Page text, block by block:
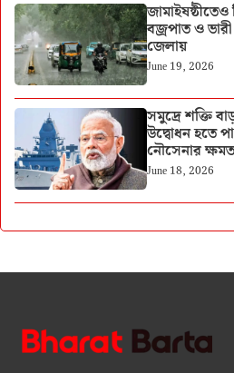
বজ্রপাত ও
জেলায়
June 19, 2026
সমুদ্রে শক্তি
উদ্বোধন হতে
নৌসেনার
June 18, 2026